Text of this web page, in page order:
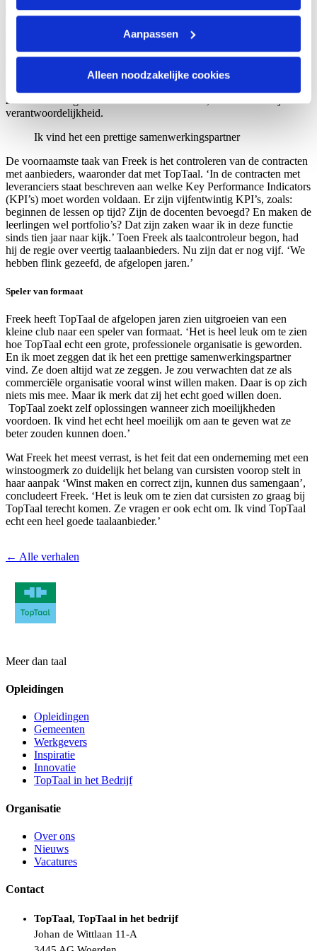
Aanpassen
Alleen noodzakelijke cookies
door betaald werk te doen in een Nederlandse omgeving. Als er
om de combinatie van taallessen en activiteiten buiten de lessen
waarbij Nederlands wordt gesproken. Net als Ard besteedt Freek
veel tijd aan het in goede banen leiden van de gemeentelijke
taalcursussen. Niet alleen uitkeringsgerechtigden die de cursussen
veelal kennen via hun klantmanager bij de gemeente, ook mensen
zonder uitkering die de cursussen zelf vinden, vallen onder zijn
verantwoordelijkheid.
Ik vind het een prettige samenwerkingspartner
De voornaamste taak van Freek is het controleren van de contracten
met aanbieders, waaronder dat met TopTaal. ‘In de contracten met
leveranciers staat beschreven aan welke Key Performance Indicators
(KPI’s) moet worden voldaan. Er zijn vijfentwintig KPI’s, zoals:
beginnen de lessen op tijd? Zijn de docenten bevoegd? En maken de
leerlingen wel portfolio’s? Dat zijn zaken waar ik in deze functie
sinds tien jaar naar kijk.’ Toen Freek als taalcontroleur begon, had
hij de regie over veertig taalaanbieders. Nu zijn dat er nog vijf. ‘We
hebben flink gezeefd, de afgelopen jaren.’
Speler van formaat
Freek heeft TopTaal de afgelopen jaren zien uitgroeien van een
kleine club naar een speler van formaat. ‘Het is heel leuk om te zien
hoe TopTaal echt een grote, professionele organisatie is geworden.
En ik moet zeggen dat ik het een prettige samenwerkingspartner
vind. Ze doen altijd wat ze zeggen. Je zou verwachten dat ze als
commerciële organisatie vooral winst willen maken. Daar is op zich
niets mis mee. Maar ik merk dat zij het echt goed willen doen.
TopTaal zoekt zelf oplossingen wanneer zich moeilijkheden
voordoen. Ik vind het echt heel moeilijk om aan te geven wat ze
beter zouden kunnen doen.’
Wat Freek het meest verrast, is het feit dat een onderneming met een
winstoogmerk zo duidelijk het belang van cursisten voorop stelt in
haar aanpak ‘Winst maken en correct zijn, kunnen dus samengaan’,
concludeert Freek. ‘Het is leuk om te zien dat cursisten zo graag bij
TopTaal terecht komen. Ze vragen er ook echt om. Ik vind TopTaal
echt een heel goede taalaanbieder.’
← Alle verhalen
Meer dan taal
Opleidingen
Opleidingen
Gemeenten
Werkgevers
Inspiratie
Innovatie
TopTaal in het Bedrijf
Organisatie
Over ons
Nieuws
Vacatures
Contact
TopTaal, TopTaal in het bedrijf
Johan de Wittlaan 11-A